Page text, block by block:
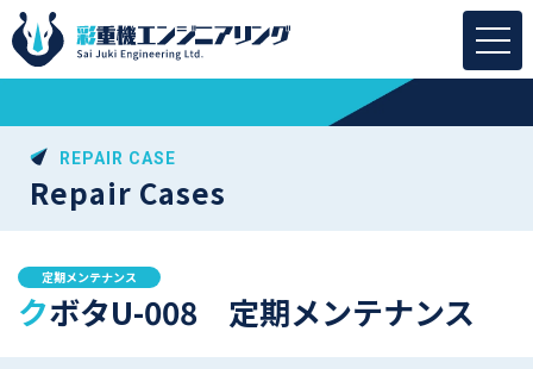
REPAIR CASE
Repair Cases
定期メンテナンス
クボタU-008 定期メンテナンス